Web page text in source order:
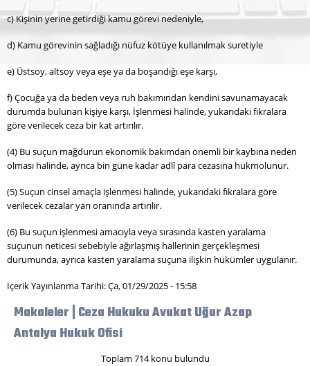
c) Kişinin yerine getirdiği kamu görevi nedeniyle,
d) Kamu görevinin sağladığı nüfuz kötüye kullanılmak suretiyle
e) Üstsoy, altsoy veya eşe ya da boşandığı eşe karşı,
f) Çocuğa ya da beden veya ruh bakımından kendini savunamayacak
durumda bulunan kişiye karşı, İşlenmesi halinde, yukarıdaki fıkralara
göre verilecek ceza bir kat artırılır.
(4) Bu suçun mağdurun ekonomik bakımdan önemli bir kaybına neden
olması halinde, ayrıca bin güne kadar adlî para cezasına hükmolunur.
(5) Suçun cinsel amaçla işlenmesi halinde, yukarıdaki fıkralara göre
verilecek cezalar yarı oranında artırılır.
(6) Bu suçun işlenmesi amacıyla veya sırasında kasten yaralama
suçunun neticesi sebebiyle ağırlaşmış hallerinin gerçekleşmesi
durumunda, ayrıca kasten yaralama suçuna ilişkin hükümler uygulanır.
İçerik Yayınlanma Tarihi: Ça, 01/29/2025 - 15:58
Makaleler | Ceza Hukuku Avukat Uğur Azap
Antalya Hukuk Ofisi
Toplam 714 konu bulundu